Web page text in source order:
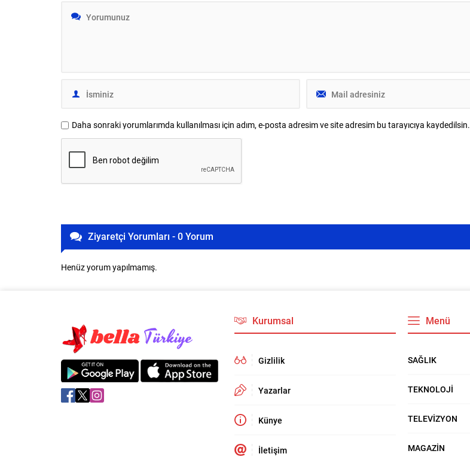
Daha sonraki yorumlarımda kullanılması için adım, e-posta adresim ve site adresim bu tarayıcıya kaydedilsin.
Ziyaretçi Yorumları - 0 Yorum
Henüz yorum yapılmamış.
Kurumsal
Gizlilik
Yazarlar
Künye
İletişim
Menü
SAĞLIK
TEKNOLOJİ
TELEVİZYON
MAGAZİN